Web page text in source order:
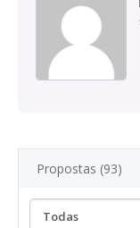
Propostas (93)